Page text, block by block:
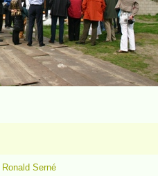
Ronald Serné